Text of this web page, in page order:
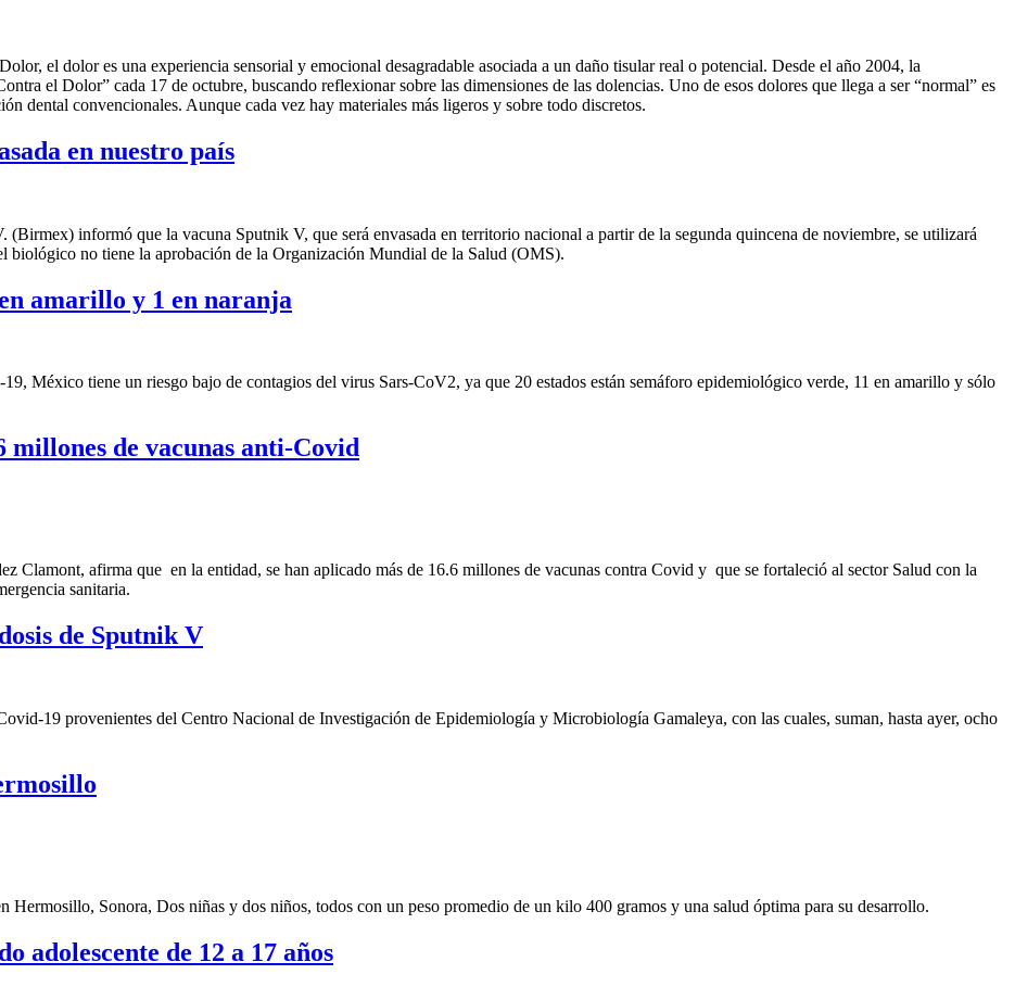
el dolor es una experiencia sensorial y emocional desagradable asociada a un daño tisular real o potencial. Desde el año 2004, la
el Dolor” cada 17 de octubre, buscando reflexionar sobre las dimensiones de las dolencias. Uno de esos dolores que llega a ser “normal” es
dental convencionales. Aunque cada vez hay materiales más ligeros y sobre todo discretos.
en nuestro país
informó que la vacuna Sputnik V, que será envasada en territorio nacional a partir de la segunda quincena de noviembre, se utilizará
biológico no tiene la aprobación de la Organización Mundial de la Salud (OMS).
amarillo y 1 en naranja
México tiene un riesgo bajo de contagios del virus Sars-CoV2, ya que 20 estados están semáforo epidemiológico verde, 11 en amarillo y sólo
millones de vacunas anti-Covid
Clamont, afirma que en la entidad, se han aplicado más de 16.6 millones de vacunas contra Covid y que se fortaleció al sector Salud con la
sanitaria.
de Sputnik V
19 provenientes del Centro Nacional de Investigación de Epidemiología y Microbiología Gamaleya, con las cuales, suman, hasta ayer, ocho
Sonora, Dos niñas y dos niños, todos con un peso promedio de un kilo 400 gramos y una salud óptima para su desarrollo.
adolescente de 12 a 17 años